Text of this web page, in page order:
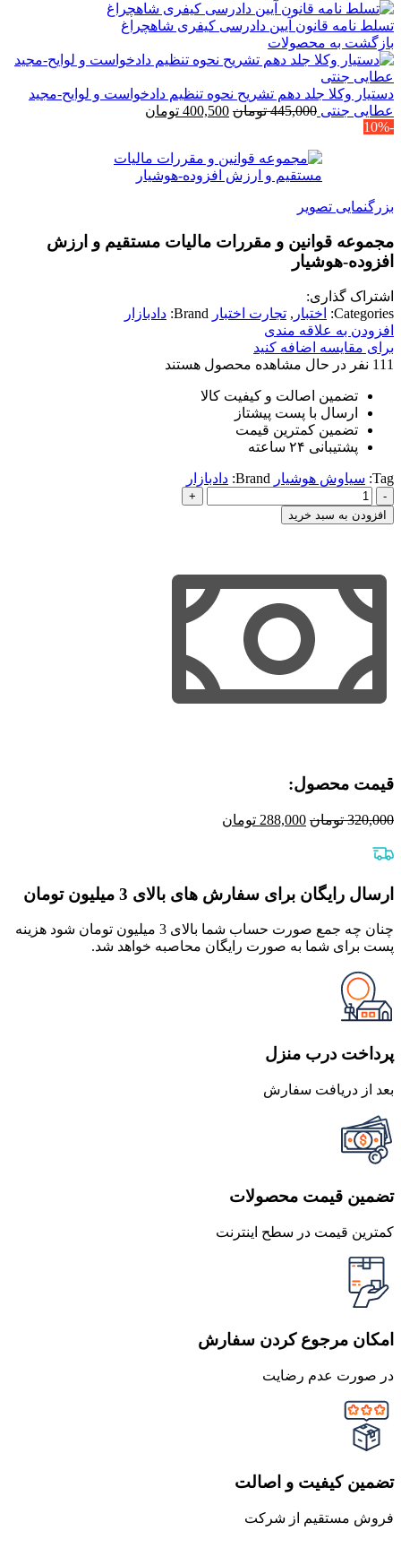
تسلط نامه قانون آیین دادرسی کیفری شاهچراغ
بازگشت به محصولات
دستیار وکلا جلد دهم تشریح نحوه تنظیم دادخواست و لوایح-مجید
عطایی جنتی 445,000 تومان قیمت
بود.
400,500 تومان
است.
-10%
بزرگنمایی تصویر
مجموعه قوانین و مقررات مالیات مستقیم و ارزش
افزوده-هوشیار
اشتراک گذاری:
Categories:
اختبار , تجارت اختبار Brand: دادبازار
افزودن به علاقه مندی
برای مقایسه اضافه کنید
111 نفر در حال مشاهده محصول هستند
تضمین اصالت و کیفیت کالا
ارسال با پست پیشتاز
تضمین کمترین قیمت
پشتیبانی ۲۴ ساعته
Tag: سیاوش هوشیار Brand: دادبازار
مجموعه
قوانین
و
مستقیم
ارزش
عدد
افزودن به سبد خرید
قیمت محصول:​
320,000 تومان قیمت
288,000 تومان
ارسال رایگان برای سفارش های بالای 3 میلیون تومان
چنان چه جمع صورت حساب شما بالای 3 میلیون تومان شود هزینه
پست برای شما به صورت رایگان محاصبه خواهد شد.
پرداخت درب منزل
بعد از دریافت سفارش
تضمین قیمت محصولات
کمترین قیمت در سطح اینترنت
امکان مرجوع کردن سفارش
در صورت عدم رضایت
تضمین کیفیت و اصالت
فروش مستقیم از شرکت